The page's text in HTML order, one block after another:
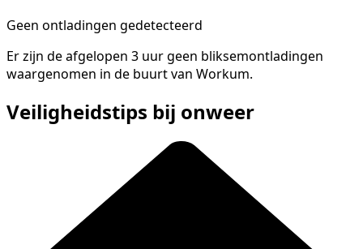
Geen ontladingen gedetecteerd
Er zijn de afgelopen 3 uur geen bliksemontladingen
waargenomen in de buurt van Workum.
Veiligheidstips bij onweer